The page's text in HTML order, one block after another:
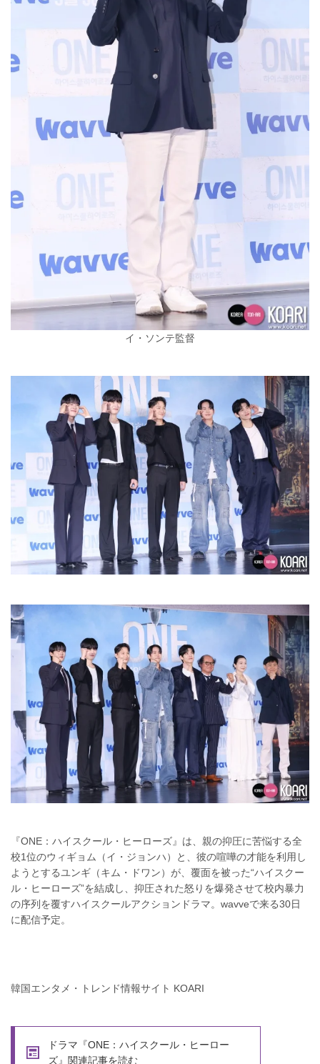
イ・ソンテ監督
『ONE：ハイスクール・ヒーローズ』は、親の抑圧に苦悩する全
校1位のウィギョム（イ・ジョンハ）と、彼の喧嘩の才能を利用し
ようとするユンギ（キム・ドワン）が、覆面を被った“ハイスクー
ル・ヒーローズ”を結成し、抑圧された怒りを爆発させて校内暴力
の序列を覆すハイスクールアクションドラマ。wavveで来る30日
に配信予定。
韓国エンタメ・トレンド情報サイト KOARI
ドラマ『ONE：ハイスクール・ヒーロー
ズ』関連記事を読む